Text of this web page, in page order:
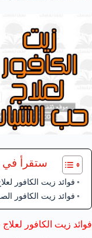
ستقرأ في
فوائد زيت الكافور
فوائد زيت الكافور
فوائد زيت الكافور